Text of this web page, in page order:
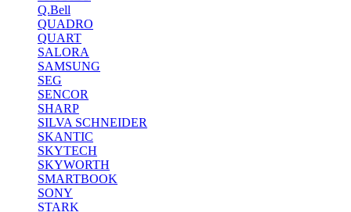
Q.Bell
QUADRO
QUART
SALORA
SAMSUNG
SEG
SENCOR
SHARP
SILVA SCHNEIDER
SKANTIC
SKYTECH
SKYWORTH
SMARTBOOK
SONY
STARK